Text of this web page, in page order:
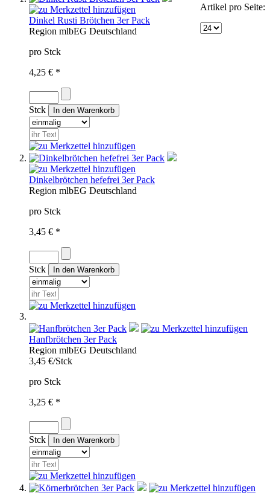
Artikel pro Seite:
Dinkel Rusti Brötchen 3er Pack
Region mlbEG Deutschland
pro Stck
4,25 € *
Stck
Dinkelbrötchen hefefrei 3er Pack
Region mlbEG Deutschland
pro Stck
3,45 € *
Stck
Hanfbrötchen 3er Pack
Region mlbEG Deutschland
3,45 €/Stck
pro Stck
3,25 € *
Stck